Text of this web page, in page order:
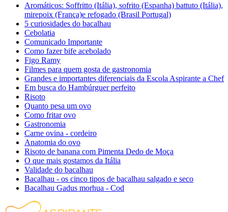
Aromáticos: Soffritto (Itália), sofrito (Espanha) battuto (Itália),
mirepoix (França)e refogado (Brasil Portugal)
5 curiosidades do bacalhau
Cebolatia
Comunicado Importante
Como fazer bife acebolado
Figo Ramy
Filmes para quem gosta de gastronomia
Grandes e importantes diferenciais da Escola Aspirante a Chef
Em busca do Hambúrguer perfeito
Risoto
Quanto pesa um ovo
Como fritar ovo
Gastronomia
Carne ovina - cordeiro
Anatomia do ovo
Risoto de banana com Pimenta Dedo de Moça
O que mais gostamos da Itália
Validade do bacalhau
Bacalhau - os cinco tipos de bacalhau salgado e seco
Bacalhau Gadus morhua - Cod